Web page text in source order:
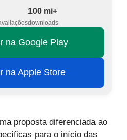
100 mi+
downloads
na Google Play
na Apple Store
proposta diferenciada ao
para o início das